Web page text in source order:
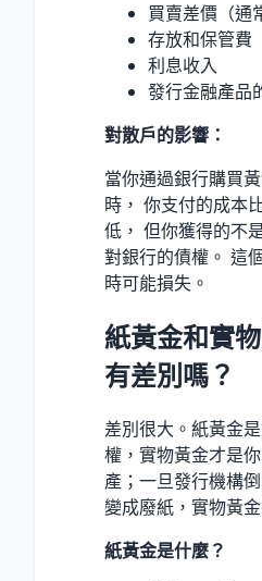
買賣差價（通
存放和保管費
利息收入
發行金融產品
對散戶的影響：
當你通過銀行購買
時， 你支付的成本
低， 但你獲得的不
對銀行的債權。 這
時可能損失。
紙黃金和實
有差別嗎？
差別很大。紙黃金
權，實物黃金才是
產；一旦發行機構
變成廢紙，實物黃
紙黃金是什麼？